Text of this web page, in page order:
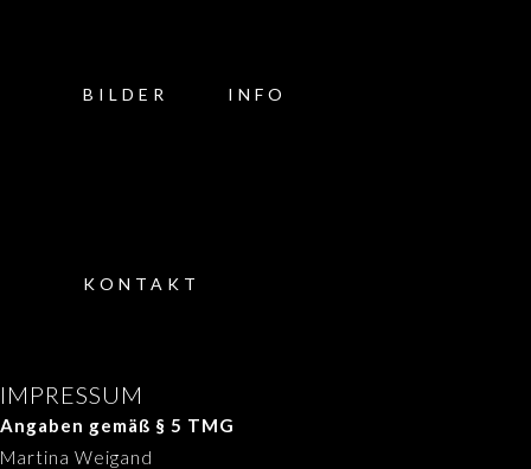
BILDER INFO
KONTAKT
IMPRESSUM
Angaben gemäß § 5 TMG
Martina Weigand